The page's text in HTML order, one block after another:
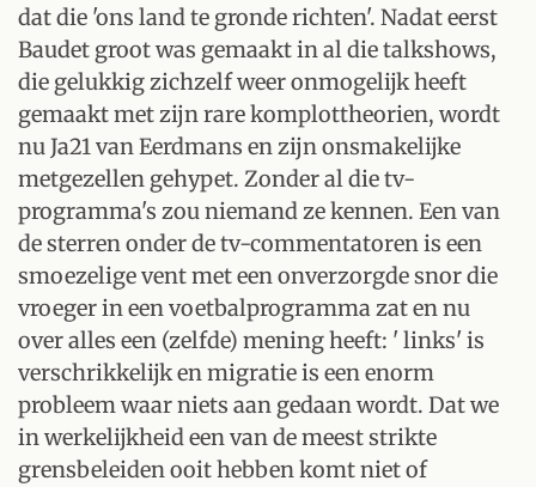
dat die 'ons land te gronde richten'. Nadat eerst
Baudet groot was gemaakt in al die talkshows,
die gelukkig zichzelf weer onmogelijk heeft
gemaakt met zijn rare komplottheorien, wordt
nu Ja21 van Eerdmans en zijn onsmakelijke
metgezellen gehypet. Zonder al die tv-
programma's zou niemand ze kennen. Een van
de sterren onder de tv-commentatoren is een
smoezelige vent met een onverzorgde snor die
vroeger in een voetbalprogramma zat en nu
over alles een (zelfde) mening heeft: ' links' is
verschrikkelijk en migratie is een enorm
probleem waar niets aan gedaan wordt. Dat we
in werkelijkheid een van de meest strikte
grensbeleiden ooit hebben komt niet of